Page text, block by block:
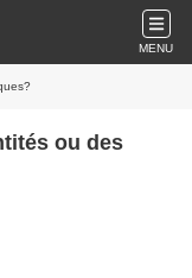
MENU
ou des